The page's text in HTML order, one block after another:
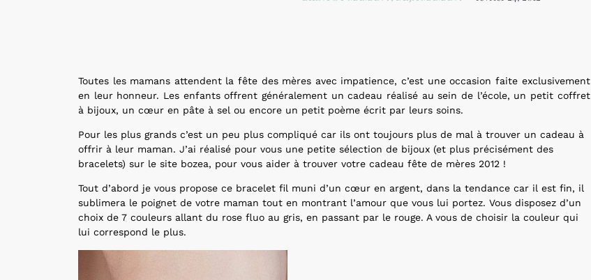
Toutes les mamans attendent la fête des mères avec impatience, c’est une occasion faite exclusivement
en leur honneur. Les enfants offrent généralement un cadeau réalisé au sein de l’école, un petit coffret
à bijoux, un cœur en pâte à sel ou encore un petit poème écrit par leurs soins.
Pour les plus grands c’est un peu plus compliqué car ils ont toujours plus de mal à trouver un cadeau à
offrir à leur maman. J’ai réalisé pour vous une petite sélection de bijoux (et plus précisément des
bracelets) sur le site bozea, pour vous aider à trouver votre cadeau fête de mères 2012 !
Tout d’abord je vous propose ce bracelet fil muni d’un cœur en argent, dans la tendance car il est fin, il
sublimera le poignet de votre maman tout en montrant l’amour que vous lui portez. Vous disposez d’un
choix de 7 couleurs allant du rose fluo au gris, en passant par le rouge. A vous de choisir la couleur qui
lui correspond le plus.